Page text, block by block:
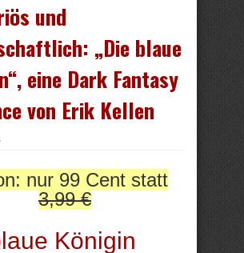
und
„Die blaue
eine Dark Fantasy
von Erik Kellen
nur 99 Cent statt
3,99 €
Königin